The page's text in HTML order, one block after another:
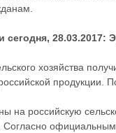
сегодня,
хозяйства
продукции.
на российскую
Согласно